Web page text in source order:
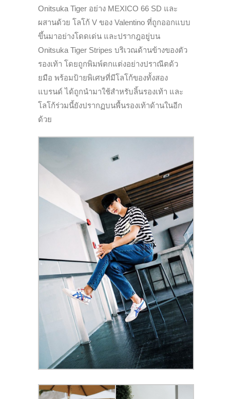
Onitsuka Tiger อย่าง MEXICO 66 SD และ
ผสานด้วย โลโก้ V ของ Valentino ที่ถูกออกแบบ
ขึ้นมาอย่างโดดเด่น และปรากฎอยู่บน
Onitsuka Tiger Stripes บริเวณด้านข้างของตัว
รองเท้า โดยถูกพิมพ์ตกแต่งอย่างปราณีตด้ว
ยมือ พร้อมป้ายพิเศษที่มีโลโก้ของทั้งสอง
แบรนด์ ได้ถูกนำมาใช้สำหรับลิ้นรองเท้า และ
โลโก้ร่วมนี้ยังปรากฏบนพื้นรองเท้าด้านในอีก
ด้วย